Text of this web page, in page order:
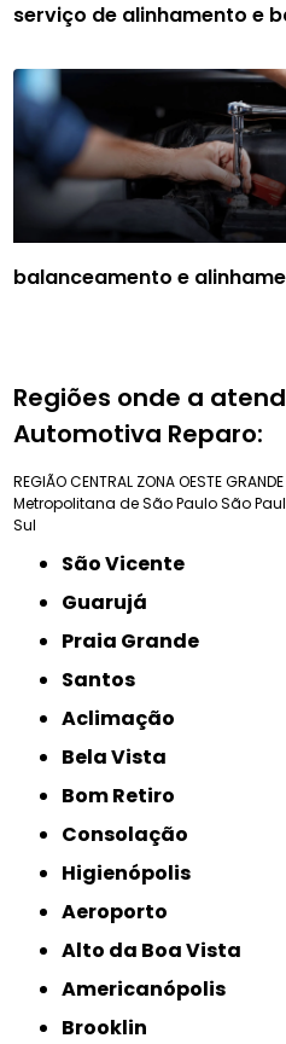
serviço de alinhamento e
balanceamento e
Regiões onde a
Automotiva Reparo:
REGIÃO CENTRAL ZONA OESTE
Metropolitana de São PauloSão
Sul
São Vicente
Guarujá
Praia Grande
Santos
Aclimação
Bela Vista
Bom Retiro
Consolação
Higienópolis
Aeroporto
Alto da Boa Vista
Americanópolis
Brooklin